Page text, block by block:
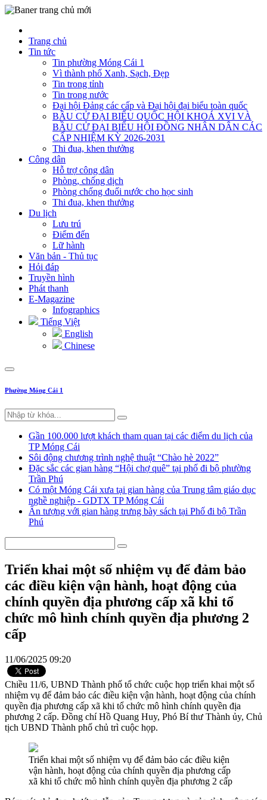
Trang chủ
Tin tức
Tin phường Móng Cái 1
Vì thành phố Xanh, Sạch, Đẹp
Tin trong tỉnh
Tin trong nước
Đại hội Đảng các cấp và Đại hội đại biểu toàn quốc
BẦU CỬ ĐẠI BIỂU QUỐC HỘI KHOÁ XVI VÀ
BẦU CỬ ĐẠI BIỂU HỘI ĐỒNG NHÂN DÂN CÁC
CẤP NHIỆM KỲ 2026-2031
Thi đua, khen thưởng
Công dân
Hỗ trợ công dân
Phòng, chống dịch
Phòng chống đuối nước cho học sinh
Thi đua, khen thưởng
Du lịch
Lưu trú
Điểm đến
Lữ hành
Văn bản - Thủ tục
Hỏi đáp
Truyền hình
Phát thanh
E-Magazine
Infographics
Tiếng Việt
English
Chinese
Phường Móng Cái 1
Gần 100.000 lượt khách tham quan tại các điểm du lịch của
TP Móng Cái
Sôi động chương trình nghệ thuật “Chào hè 2022”
Đặc sắc các gian hàng “Hội chợ quê” tại phố đi bộ phường
Trần Phú
Có một Móng Cái xưa tại gian hàng của Trung tâm giáo dục
nghề nghiệp - GDTX TP Móng Cái
Ấn tượng với gian hàng trưng bày sách tại Phố đi bộ Trần
Phú
Triển khai một số nhiệm vụ để đảm bảo
các điều kiện vận hành, hoạt động của
chính quyền địa phương cấp xã khi tổ
chức mô hình chính quyền địa phương 2
cấp
11/06/2025 09:20
Chiều 11/6, UBND Thành phố tổ chức cuộc họp triển khai một số
nhiệm vụ để đảm bảo các điều kiện vận hành, hoạt động của chính
quyền địa phương cấp xã khi tổ chức mô hình chính quyền địa
phương 2 cấp. Đồng chí Hồ Quang Huy, Phó Bí thư Thành ủy, Chủ
tịch UBND Thành phố chủ trì cuộc họp.
Triển khai một số nhiệm vụ để đảm bảo các điều kiện
vận hành, hoạt động của chính quyền địa phương cấp
xã khi tổ chức mô hình chính quyền địa phương 2 cấp